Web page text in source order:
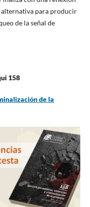
alternativa para producir
de la señal de
158
de la